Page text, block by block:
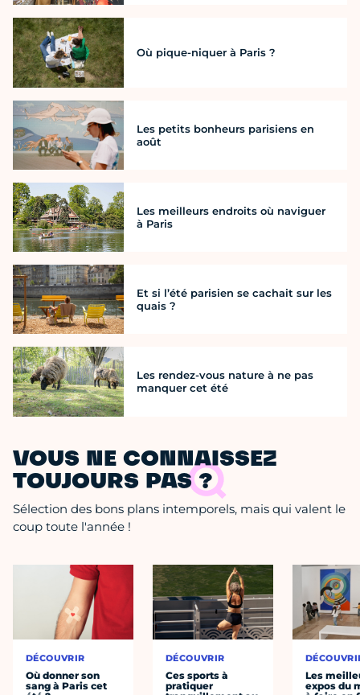
Où pique-niquer à Paris ?
Les petits bonheurs parisiens en
août
Les meilleurs endroits où naviguer
à Paris
Et si l’été parisien se cachait sur les
quais ?
Les rendez-vous nature à ne pas
manquer cet été
VOUS NE CONNAISSEZ
TOUJOURS PAS ?
Sélection des bons plans intemporels, mais qui valent le
coup toute l'année !
DÉCOUVRIR
Où donner son
sang à Paris cet
DÉCOUVRIR
Ces sports à
pratiquer
Les
expos du